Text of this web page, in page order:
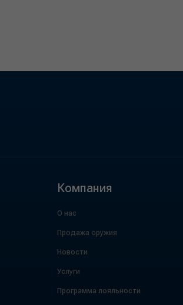
Компания
О нас
Продажа оружия
Новости
Услуги
Программа лояльности